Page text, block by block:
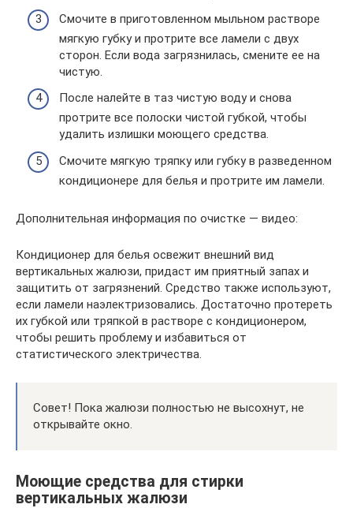
Смочите в приготовленном мыльном растворе
мягкую губку и протрите все ламели с двух
сторон. Если вода загрязнилась, смените ее на
чистую.
После налейте в таз чистую воду и снова
протрите все полоски чистой губкой, чтобы
удалить излишки моющего средства.
Смочите мягкую тряпку или губку в разведенном
кондиционере для белья и протрите им ламели.
Дополнительная информация по очистке — видео:
Кондиционер для белья освежит внешний вид
вертикальных жалюзи, придаст им приятный запах и
защитить от загрязнений. Средство также используют,
если ламели наэлектризовались. Достаточно протереть
их губкой или тряпкой в растворе с кондиционером,
чтобы решить проблему и избавиться от
статистического электричества.
Совет! Пока жалюзи полностью не высохнут, не
открывайте окно.
Моющие средства для стирки
вертикальных жалюзи